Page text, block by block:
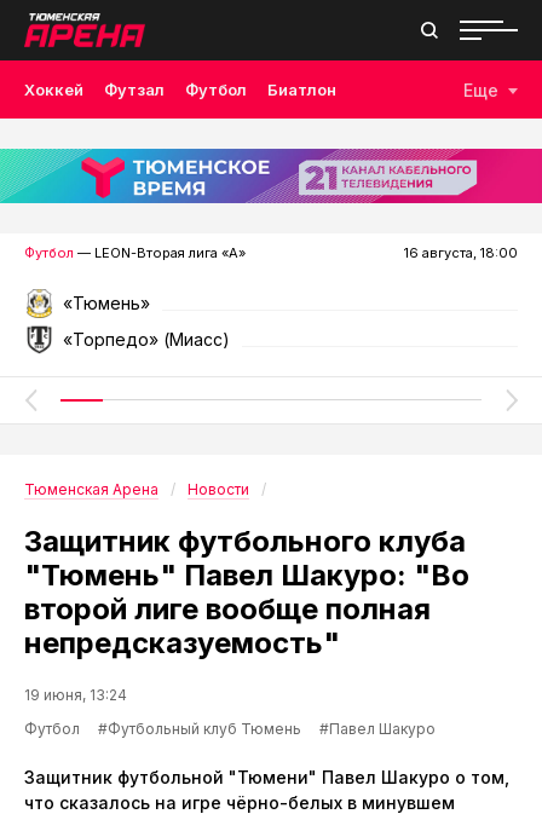
Хоккей Футзал Футбол Биатлон
Лыжные гонки Волейбол Плавание Дзюдо
Скалолазание Велоспорт Бокс
Еще
Футбол — LEON-Вторая лига «А» 16 августа, 18:00
«Тюмень»
«Торпедо» (Миасс)
Тюменская Арена Новости
Защитник футбольного клуба
"Тюмень" Павел Шакуро: "Во
второй лиге вообще полная
непредсказуемость"
19 июня, 13:24
Футбол
#Футбольный клуб Тюмень #Павел Шакуро
Защитник футбольной "Тюмени" Павел Шакуро о том,
что сказалось на игре чёрно-белых в минувшем